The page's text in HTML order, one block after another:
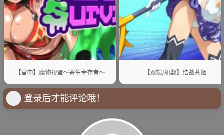
【官中】魔物扭蛋～寄生幸存者～ 【双端/机翻】结战苍姬
登录后才能评论哦！